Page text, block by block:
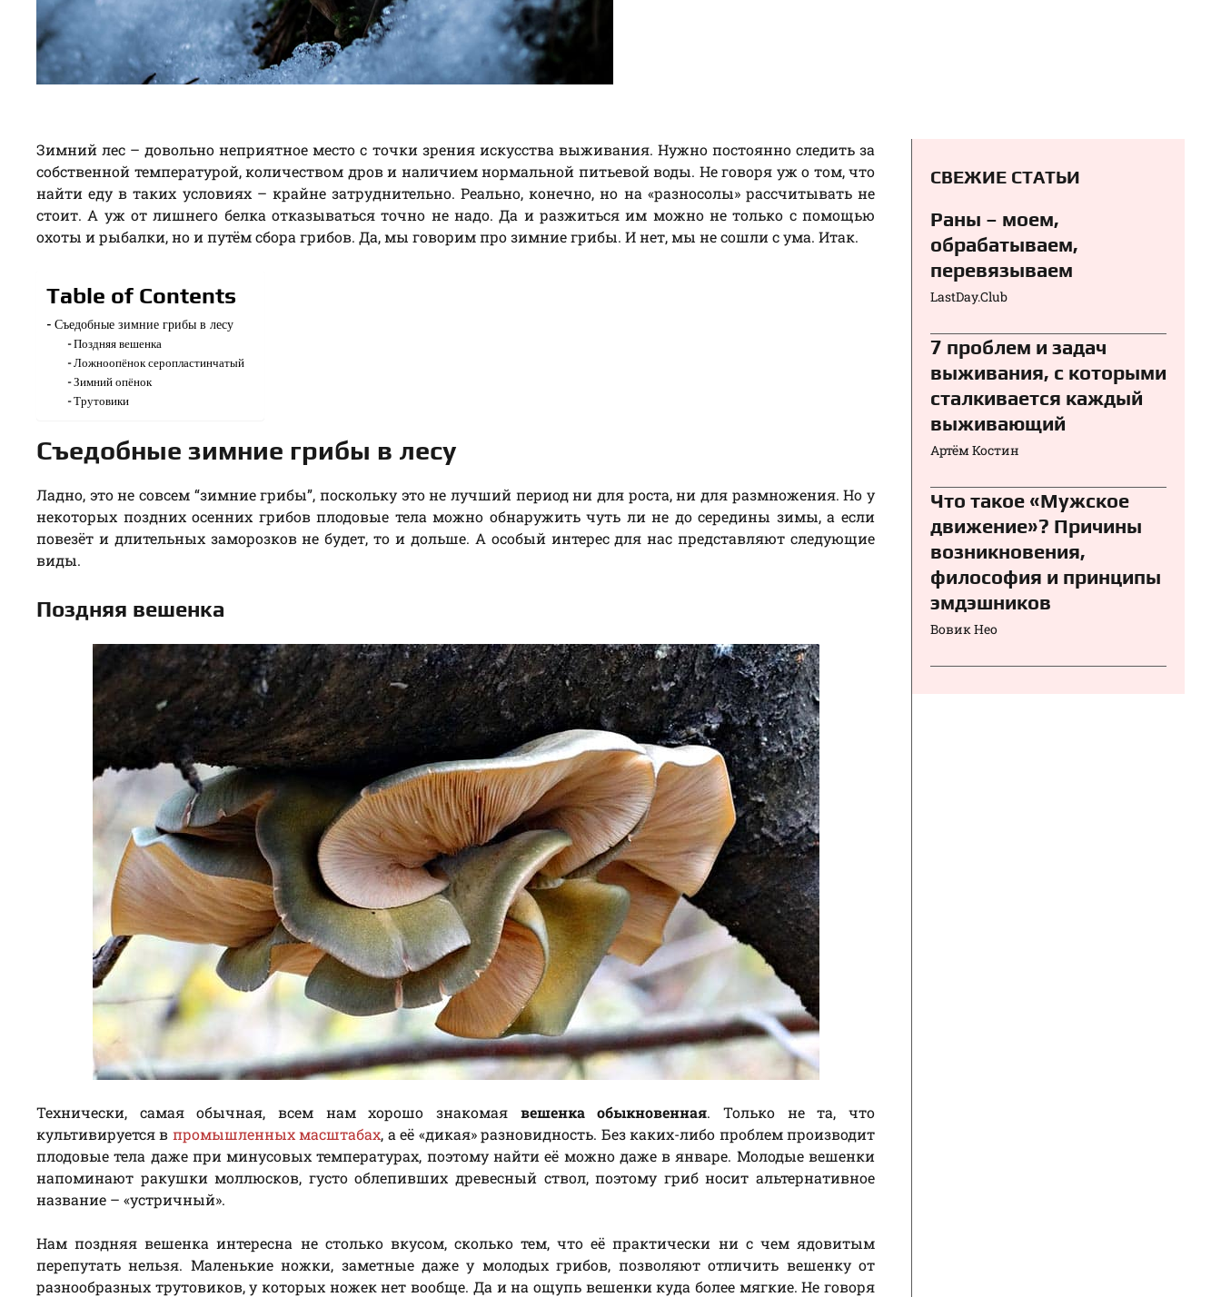
Зимний лес – довольно неприятное место с точки зрения искусства выживания. Нужно постоянно следить за
собственной температурой, количеством дров и наличием нормальной питьевой воды. Не говоря уж о том, что
найти еду в таких условиях – крайне затруднительно. Реально, конечно, но на «разносолы» рассчитывать не
стоит. А уж от лишнего белка отказываться точно не надо. Да и разжиться им можно не только с помощью
охоты и рыбалки, но и путём сбора грибов. Да, мы говорим про зимние грибы. И нет, мы не сошли с ума. Итак.
Table of Contents
Съедобные зимние грибы в лесу
Поздняя вешенка
Ложноопёнок серопластинчатый
Зимний опёнок
Трутовики
Съедобные зимние грибы в лесу
Ладно, это не совсем “зимние грибы”, поскольку это не лучший период ни для роста, ни для размножения. Но у
некоторых поздних осенних грибов плодовые тела можно обнаружить чуть ли не до середины зимы, а если
повезёт и длительных заморозков не будет, то и дольше. А особый интерес для нас представляют следующие
виды.
Поздняя вешенка
Технически, самая обычная, всем нам хорошо знакомая вешенка обыкновенная. Только не та, что
культивируется в промышленных масштабах, а её «дикая» разновидность. Без каких-либо проблем производит
плодовые тела даже при минусовых температурах, поэтому найти её можно даже в январе. Молодые вешенки
напоминают ракушки моллюсков, густо облепивших древесный ствол, поэтому гриб носит альтернативное
название – «устричный».
Нам поздняя вешенка интересна не столько вкусом, сколько тем, что её практически ни с чем ядовитым
перепутать нельзя. Маленькие ножки, заметные даже у молодых грибов, позволяют отличить вешенку от
разнообразных трутовиков, у которых ножек нет вообще. Да и на ощупь вешенки куда более мягкие. Не говоря
СВЕЖИЕ СТАТЬИ
Раны – моем,
обрабатываем,
перевязываем⁠⁠
LastDay.Club
7 проблем и задач
выживания, с которыми
сталкивается каждый
выживающий
Артём Костин
Что такое «Мужское
движение»? Причины
возникновения,
философия и принципы
эмдэшников
Вовик Нео